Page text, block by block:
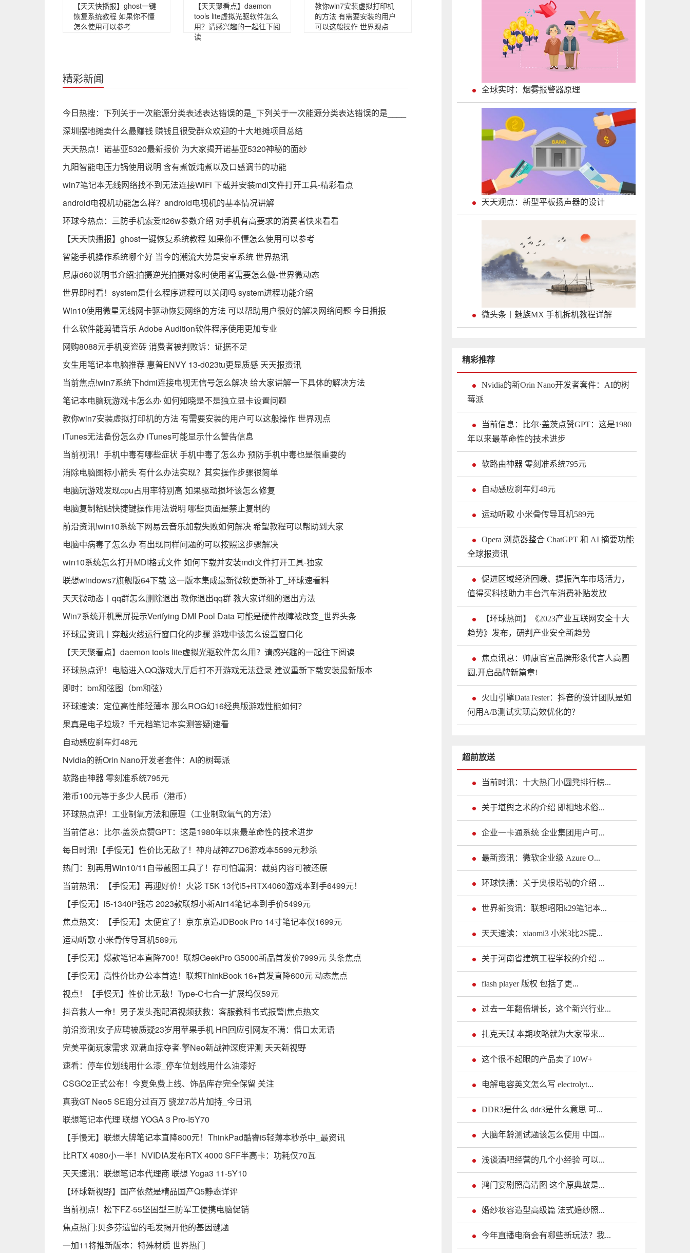
【天天快播报】ghost一键
恢复系统教程 如果你不懂
怎么使用可以参考
【天天聚看点】daemon
tools lite虚拟光驱软件怎么
用？请感兴趣的一起往下阅
读
教你win7安装虚拟打印机
的方法 有需要安装的用户
可以这般操作 世界观点
精彩新闻
今日热搜：下列关于一次能源分类表述表达错误的是_下列关于一次能源分类表达错误的是____
深圳摆地摊卖什么最赚钱 赚钱且很受群众欢迎的十大地摊项目总结
天天热点！诺基亚5320最新报价 为大家揭开诺基亚5320神秘的面纱
九阳智能电压力锅使用说明 含有煮饭炖煮以及口感调节的功能
win7笔记本无线网络找不到无法连接WiFi 下载并安装mdi文件打开工具-精彩看点
android电视机功能怎么样？android电视机的基本情况讲解
环球今热点：三防手机索爱lt26w参数介绍 对手机有高要求的消费者快来看看
【天天快播报】ghost一键恢复系统教程 如果你不懂怎么使用可以参考
智能手机操作系统哪个好 当今的潮流大势是安卓系统 世界热讯
尼康d60说明书介绍:拍摄逆光拍摄对象时使用者需要怎么做-世界微动态
世界即时看！system是什么程序进程可以关闭吗 system进程功能介绍
Win10使用微星无线网卡驱动恢复网络的方法 可以帮助用户很好的解决网络问题 今日播报
什么软件能剪辑音乐 Adobe Audition软件程序使用更加专业
网购8088元手机变瓷砖 消费者被判败诉：证据不足
女生用笔记本电脑推荐 惠普ENVY 13-d023tu更显质感 天天报资讯
当前焦点!win7系统下hdmi连接电视无信号怎么解决 给大家讲解一下具体的解决方法
笔记本电脑玩游戏卡怎么办 如何知晓是不是独立显卡设置问题
教你win7安装虚拟打印机的方法 有需要安装的用户可以这般操作 世界观点
iTunes无法备份怎么办 iTunes可能显示什么警告信息
当前视讯！手机中毒有哪些症状 手机中毒了怎么办 预防手机中毒也是很重要的
消除电脑图标小箭头 有什么办法实现？其实操作步骤很简单
电脑玩游戏发现cpu占用率特别高 如果驱动损坏该怎么修复
电脑复制粘贴快捷键操作用法说明 哪些页面是禁止复制的
前沿资讯!win10系统下网易云音乐加载失败如何解决 希望教程可以帮助到大家
电脑中病毒了怎么办 有出现同样问题的可以按照这步骤解决
win10系统怎么打开MDI格式文件 如何下载并安装mdi文件打开工具-独家
联想windows7旗舰版64下载 这一版本集成最新微软更新补丁_环球速看料
天天微动态丨qq群怎么删除退出 教你退出qq群 教大家详细的退出方法
Win7系统开机黑屏提示Verifying DMI Pool Data 可能是硬件故障被改变_世界头条
环球最资讯丨穿越火线运行窗口化的步骤 游戏中该怎么设置窗口化
【天天聚看点】daemon tools lite虚拟光驱软件怎么用？请感兴趣的一起往下阅读
环球热点评！电脑进入QQ游戏大厅后打不开游戏无法登录 建议重新下载安装最新版本
即时：bm和弦图（bm和弦）
环球速读：定位高性能轻薄本 那么ROG幻16经典版游戏性能如何？
果真是电子垃圾？千元档笔记本实测答疑|速看
自动感应刹车灯48元
Nvidia的新Orin Nano开发者套件：AI的树莓派
软路由神器 零刻准系统795元
港币100元等于多少人民币（港币）
环球热点评！工业制氧方法和原理（工业制取氧气的方法）
当前信息：比尔·盖茨点赞GPT：这是1980年以来最革命性的技术进步
每日时讯!【手慢无】性价比无敌了！神舟战神Z7D6游戏本5599元秒杀
热门：别再用Win10/11自带截图工具了！存可怕漏洞：裁剪内容可被还原
当前热讯：【手慢无】再迎好价！火影 T5K 13代i5+RTX4060游戏本到手6499元！
【手慢无】i5-1340P强芯 2023款联想小新Air14笔记本到手价5499元
焦点热文：【手慢无】太便宜了！京东京造JDBook Pro 14寸笔记本仅1699元
运动听歌 小米骨传导耳机589元
【手慢无】爆款笔记本直降700！联想GeekPro G5000新品首发价7999元 头条焦点
【手慢无】高性价比办公本首选！联想ThinkBook 16+首发直降600元 动态焦点
视点！【手慢无】性价比无敌！Type-C七合一扩展坞仅59元
抖音救人一命！男子发头孢配酒视频获救：客服教科书式报警|焦点热文
前沿资讯!女子应聘被质疑23岁用苹果手机 HR回应引网友不满：借口太无语
完美平衡玩家需求 双满血掠夺者·擎Neo新战神深度评测 天天新视野
速看：停车位划线用什么漆_停车位划线用什么油漆好
CSGO2正式公布！今夏免费上线、饰品库存完全保留 关注
真我GT Neo5 SE跑分过百万 骁龙7芯片加持_今日讯
联想笔记本代理 联想 YOGA 3 Pro-I5Y70
【手慢无】联想大牌笔记本直降800元！ThinkPad酷睿i5轻薄本秒杀中_最资讯
比RTX 4080小一半！NVIDIA发布RTX 4000 SFF半高卡：功耗仅70瓦
天天速讯：联想笔记本代理商 联想 Yoga3 11-5Y10
【环球新视野】国产依然是精品国产Q5静态详评
当前视点！松下FZ-55坚固型三防军工便携电脑促销
焦点热门:贝多芬遗留的毛发揭开他的基因谜题
一加11将推新版本：特殊材质 世界热门
全球实时：烟雾报警器原理
天天观点：新型平板扬声器的设计
微头条丨魅族MX 手机拆机教程详解
精彩推荐
Nvidia的新Orin Nano开发者套件：AI的树
莓派
当前信息：比尔·盖茨点赞GPT：这是1980
年以来最革命性的技术进步
软路由神器 零刻准系统795元
自动感应刹车灯48元
运动听歌 小米骨传导耳机589元
Opera 浏览器整合 ChatGPT 和 AI 摘要功能
全球报资讯
促进区域经济回暖、提振汽车市场活力，
值得买科技助力丰台汽车消费补贴发放
【环球热闻】《2023产业互联网安全十大
趋势》发布，研判产业安全新趋势
焦点讯息：帅康官宣品牌形象代言人高圆
圆,开启品牌新篇章!
火山引擎DataTester：抖音的设计团队是如
何用A/B测试实现高效优化的？
超前放送
当前时讯：十大热门小圆凳排行榜...
关于堪舆之术的介绍 即相地术俗...
企业一卡通系统 企业集团用户可...
最新资讯：微软企业级 Azure O...
环球快播：关于奥根塔勒的介绍 ...
世界新资讯：联想昭阳k29笔记本...
天天速读：xiaomi3 小米3比2S提...
关于河南省建筑工程学校的介绍 ...
flash player 版权 包括了更...
过去一年翻倍增长，这个新兴行业...
扎克天赋 本期攻略就为大家带来...
这个很不起眼的产品卖了10W+
电解电容英文怎么写 electrolyt...
DDR3是什么 ddr3是什么意思 可...
大脑年龄测试题该怎么使用 中国...
浅谈酒吧经营的几个小经验 可以...
鸿门宴剧照高清图 这个原典故是...
婚纱妆容造型高级篇 法式婚纱照...
今年直播电商会有哪些新玩法？我...